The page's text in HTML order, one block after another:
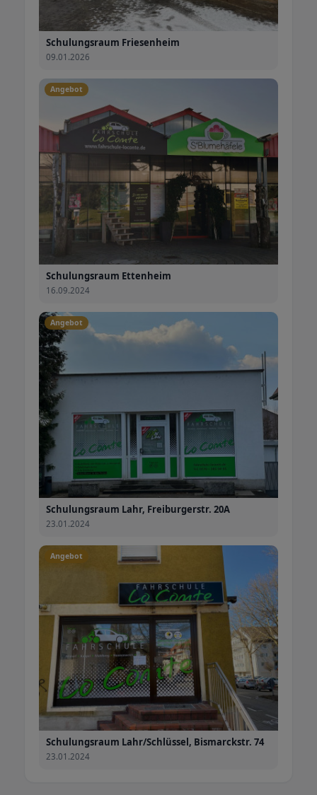
Schulungsraum Friesenheim
09.01.2026
Angebot
Schulungsraum Ettenheim
16.09.2024
Angebot
Schulungsraum Lahr, Freiburgerstr. 20A
23.01.2024
Angebot
Schulungsraum Lahr/Schlüssel, Bismarckstr. 74
23.01.2024